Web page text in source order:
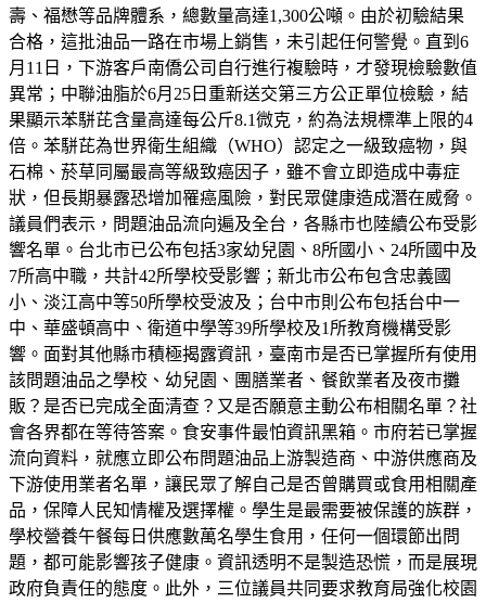
壽、福懋等品牌體系，總數量高達1,300公噸。由於初驗結果
合格，這批油品一路在市場上銷售，未引起任何警覺。直到6
月11日，下游客戶南僑公司自行進行複驗時，才發現檢驗數值
異常；中聯油脂於6月25日重新送交第三方公正單位檢驗，結
果顯示苯駢芘含量高達每公斤8.1微克，約為法規標準上限的4
倍。苯駢芘為世界衛生組織（WHO）認定之一級致癌物，與
石棉、菸草同屬最高等級致癌因子，雖不會立即造成中毒症
狀，但長期暴露恐增加罹癌風險，對民眾健康造成潛在威脅。
議員們表示，問題油品流向遍及全台，各縣市也陸續公布受影
響名單。台北市已公布包括3家幼兒園、8所國小、24所國中及
7所高中職，共計42所學校受影響；新北市公布包含忠義國
小、淡江高中等50所學校受波及；台中市則公布包括台中一
中、華盛頓高中、衛道中學等39所學校及1所教育機構受影
響。面對其他縣市積極揭露資訊，臺南市是否已掌握所有使用
該問題油品之學校、幼兒園、團膳業者、餐飲業者及夜市攤
販？是否已完成全面清查？又是否願意主動公布相關名單？社
會各界都在等待答案。食安事件最怕資訊黑箱。市府若已掌握
流向資料，就應立即公布問題油品上游製造商、中游供應商及
下游使用業者名單，讓民眾了解自己是否曾購買或食用相關產
品，保障人民知情權及選擇權。學生是最需要被保護的族群，
學校營養午餐每日供應數萬名學生食用，任何一個環節出問
題，都可能影響孩子健康。資訊透明不是製造恐慌，而是展現
政府負責任的態度。此外，三位議員共同要求教育局強化校園